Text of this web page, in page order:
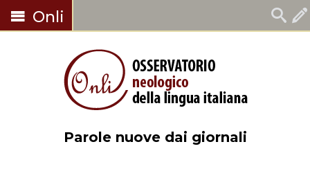
Onli
Parole nuove dai giornali